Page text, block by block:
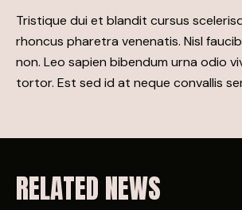
Tristique dui et blandit cursus
rhoncus pharetra venenatis. Nisl
non. Leo sapien bibendum urna odio
tortor. Est sed id at neque convallis
RELATED NEWS